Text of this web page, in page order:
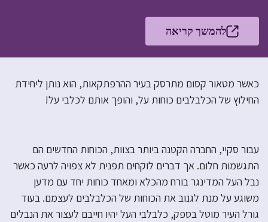
להמשך קריאה
כאשר מטאור קסום מתרסק בעיר ההרפתקאות, הוא נותן ליחידת
החילוץ של הכלבלבים כוחות על, והופך אותם לכלבי על!
עבור סקיי, החברה הקטנה ביותר בצוות, הכוחות החדשים הם
התגשמות חלום. אך דברים לוקחים תפנית לא צפויה לרעה כאשר
נבל העל המדינגר בורח מהכלא ומאחד כוחות יחד עם מדען
משוגע על מנת לגנוב את הכוחות של הכלבלבים לעצמם. בעוד
גורל העיר מוטל בספק, כלבלבי העל יהיו חייבם לעצור את הנבלים